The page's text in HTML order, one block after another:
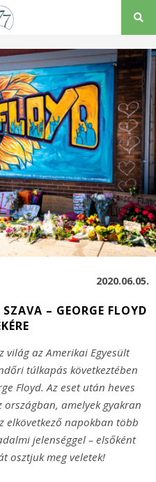
2020.06.05.
– GEORGE FLOYD
világ az Amerikai Egyesült
túlkapás következtében
Floyd. Az eset után heves
országban, amelyek gyakran
elkövetkező napokban több
jelenséggel – elsőként
osztjuk meg veletek!